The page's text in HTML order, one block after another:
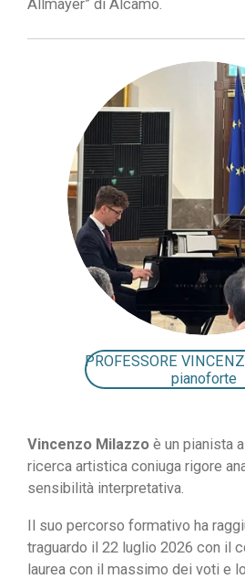
Allmayer” di Alcamo.
PROFESSORE
pianoforte
Vincenzo Milazzo è un pianista
ricerca artistica coniuga rigore
sensibilità interpretativa.
Il suo percorso formativo ha
traguardo il 22 luglio 2026 con il
laurea con il massimo dei voti e